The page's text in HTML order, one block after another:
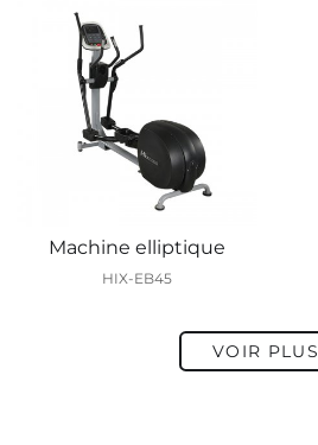
Machine elliptique
HIX-EB45
VOIR PLUS